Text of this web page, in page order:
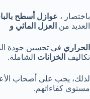
باختصار ، عوازل أسطح
العديد من العزل المائي و
الحراري في تحسين جودة
تكاليف الخزانات الشاملة.
لذلك، يجب على أصحاب
مستوى كفاءاتهم.